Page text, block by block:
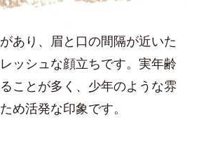
あり、眉と口の間隔が近いた
ッシュな顔立ちです。実年齢
ことが多く、少年のような雰
め活発な印象です。